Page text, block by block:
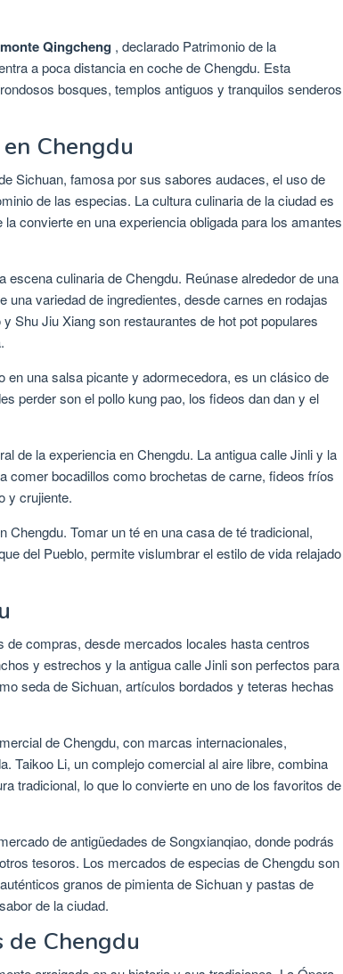
Qingcheng , declarado Patrimonio de la
a poca distancia en coche de Chengdu. Esta
bosques, templos antiguos y tranquilos senderos
Chengdu
Sichuan, famosa por sus sabores audaces, el uso de
de las especias. La cultura culinaria de la ciudad es
convierte en una experiencia obligada para los amantes
escena culinaria de Chengdu. Reúnase alrededor de una
una variedad de ingredientes, desde carnes en rodajas
Shu Jiu Xiang son restaurantes de hot pot populares
en una salsa picante y adormecedora, es un clásico de
perder son el pollo kung pao, los fideos dan dan y el
de la experiencia en Chengdu. La antigua calle Jinli y la
comer bocadillos como brochetas de carne, fideos fríos
y crujiente.
Chengdu. Tomar un té en una casa de té tradicional,
del Pueblo, permite vislumbrar el estilo de vida relajado
compras, desde mercados locales hasta centros
y estrechos y la antigua calle Jinli son perfectos para
seda de Sichuan, artículos bordados y teteras hechas
de Chengdu, con marcas internacionales,
Taikoo Li, un complejo comercial al aire libre, combina
tradicional, lo que lo convierte en uno de los favoritos de
de antigüedades de Songxianqiao, donde podrás
tesoros. Los mercados de especias de Chengdu son
granos de pimienta de Sichuan y pastas de
de la ciudad.
Chengdu